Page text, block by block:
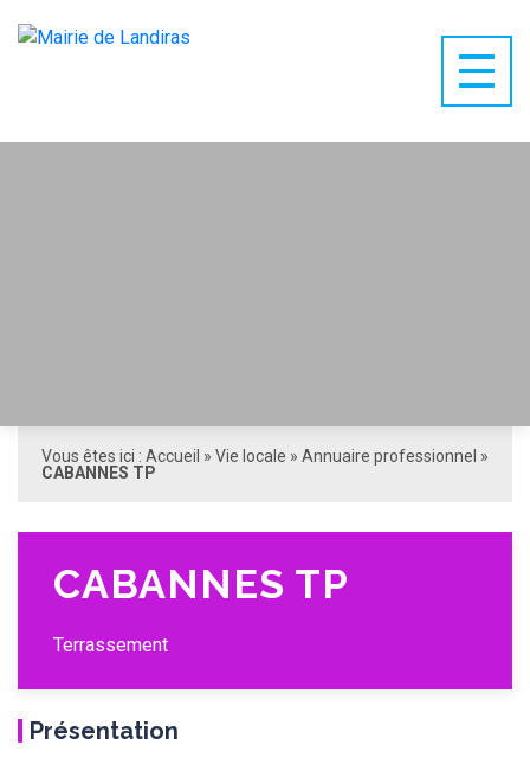
Vous êtes ici : Accueil » Vie locale » Annuaire professionnel »
CABANNES TP
CABANNES TP
Terrassement
Présentation